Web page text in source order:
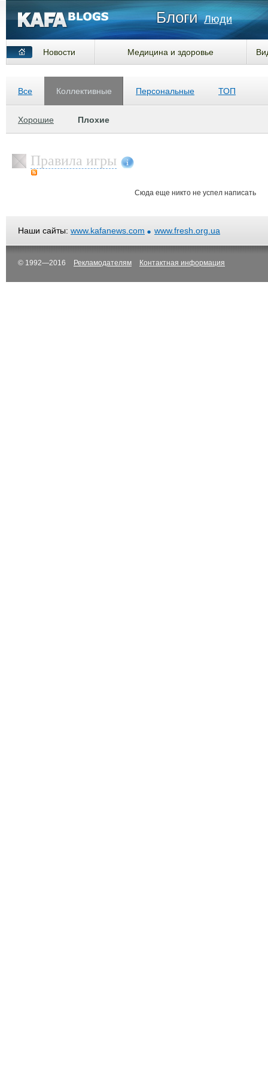
Блоги Люди
Новости Медицина и здоровье
Все Коллективные
Хорошие Плохие
Персональные ТОП
Правила игры
Сюда еще никто не успел написать
Наши сайты: www.kafanews.com www.fresh.org.ua
© 1992—2016 Рекламодателям Контактная информация